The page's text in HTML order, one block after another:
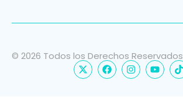
© 2026 Todos los Derechos Reservados